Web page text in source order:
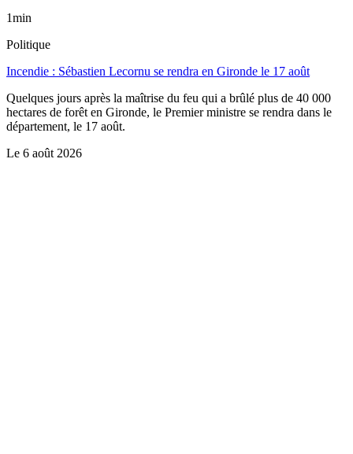
1min
Politique
Incendie : Sébastien Lecornu se rendra en Gironde le 17 août
Quelques jours après la maîtrise du feu qui a brûlé plus de 40 000
hectares de forêt en Gironde, le Premier ministre se rendra dans le
département, le 17 août.
Le 6 août 2026